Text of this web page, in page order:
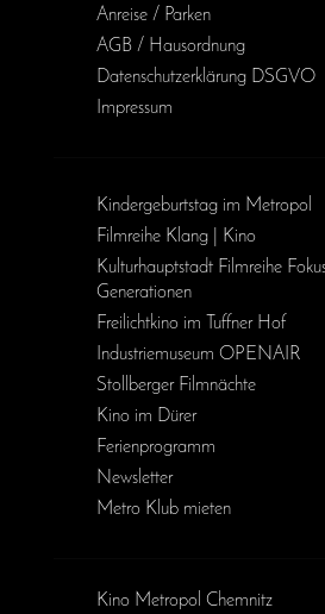
Anreise / Parken
AGB / Haus­ordnung
Daten­schutz­erklärung DSGVO
Impressum
Kinder­geburts­tag im Metropol
Filmreihe Klang | Kino
Kulturhauptstadt Filmreihe
Generationen
Freilichtkino im Tuffner Hof
Industriemuseum OPENAIR
Stollberger Filmnächte
Kino im Dürer
Ferienprogramm
Newsletter
Metro Klub mieten
Kino Metropol Chemnitz